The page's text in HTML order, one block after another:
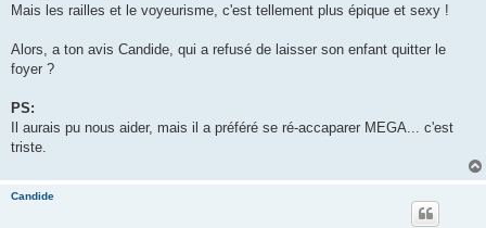
Mais les railles et le voyeurisme, c'est tellement plus épique et sexy !
Alors, a ton avis Candide, qui a refusé de laisser son enfant quitter le
foyer ?
PS:
Il aurais pu nous aider, mais il a préféré se ré-accaparer MEGA... c'est
triste.
Candide